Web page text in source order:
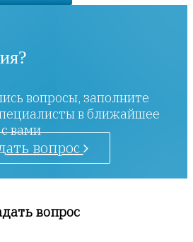
вопросы, заполните
в ближайшее
вами
вопрос
вопрос